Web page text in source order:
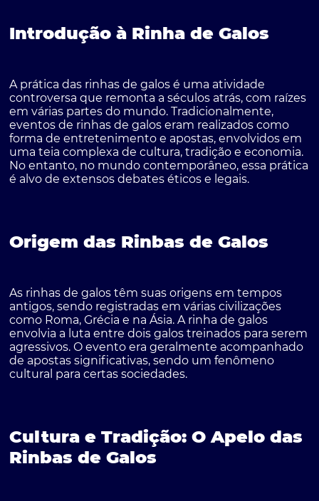
Introdução à Rinha de Galos
A prática das rinhas de galos é uma atividade
controversa que remonta a séculos atrás, com raízes
em várias partes do mundo. Tradicionalmente,
eventos de rinhas de galos eram realizados como
forma de entretenimento e apostas, envolvidos em
uma teia complexa de cultura, tradição e economia.
No entanto, no mundo contemporâneo, essa prática
é alvo de extensos debates éticos e legais.
Origem das Rinbas de Galos
As rinhas de galos têm suas origens em tempos
antigos, sendo registradas em várias civilizações
como Roma, Grécia e na Ásia. A rinha de galos
envolvia a luta entre dois galos treinados para serem
agressivos. O evento era geralmente acompanhado
de apostas significativas, sendo um fenômeno
cultural para certas sociedades.
Cultura e Tradição: O Apelo das
Rinbas de Galos